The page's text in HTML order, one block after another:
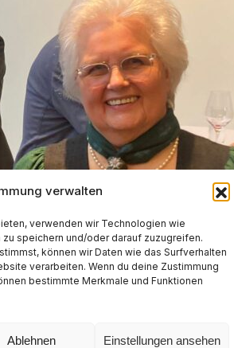
verwalten
verwenden wir Technologien wie
speichern und/oder darauf zuzugreifen.
können wir Daten wie das Surfverhalten
verarbeiten. Wenn du deine Zustimmung
bestimmte Merkmale und Funktionen
Ablehnen Einstellungen ansehen